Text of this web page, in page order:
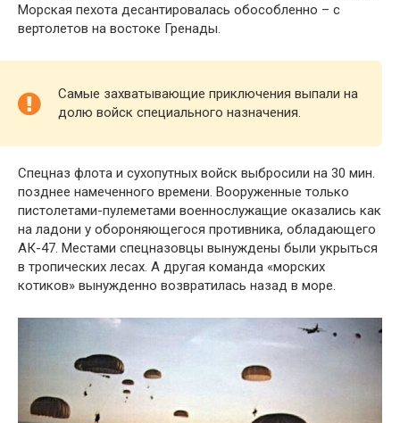
Морская пехота десантировалась обособленно – с
вертолетов на востоке Гренады.
Самые захватывающие приключения выпали на
долю войск специального назначения.
Спецназ флота и сухопутных войск выбросили на 30 мин.
позднее намеченного времени. Вооруженные только
пистолетами-пулеметами военнослужащие оказались как
на ладони у обороняющегося противника, обладающего
АК-47. Местами спецназовцы вынуждены были укрыться
в тропических лесах. А другая команда «морских
котиков» вынужденно возвратилась назад в море.